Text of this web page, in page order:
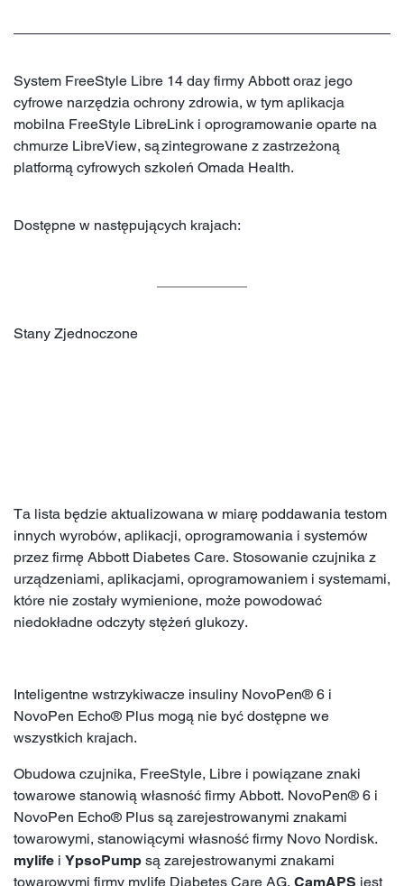
System FreeStyle Libre 14 day firmy Abbott oraz jego
cyfrowe narzędzia ochrony zdrowia, w tym aplikacja
mobilna FreeStyle LibreLink i oprogramowanie oparte na
chmurze LibreView, są zintegrowane z zastrzeżoną
platformą cyfrowych szkoleń Omada Health.
Dostępne w następujących krajach:
Stany Zjednoczone
Ta lista będzie aktualizowana w miarę poddawania testom
innych wyrobów, aplikacji, oprogramowania i systemów
przez firmę Abbott Diabetes Care. Stosowanie czujnika z
urządzeniami, aplikacjami, oprogramowaniem i systemami,
które nie zostały wymienione, może powodować
niedokładne odczyty stężeń glukozy.
Inteligentne wstrzykiwacze insuliny NovoPen® 6 i
NovoPen Echo® Plus mogą nie być dostępne we
wszystkich krajach.
Obudowa czujnika, FreeStyle, Libre i powiązane znaki
towarowe stanowią własność firmy Abbott. NovoPen® 6 i
NovoPen Echo® Plus są zarejestrowanymi znakami
towarowymi, stanowiącymi własność firmy Novo Nordisk.
mylife i YpsoPump są zarejestrowanymi znakami
towarowymi firmy mylife Diabetes Care AG. CamAPS jest